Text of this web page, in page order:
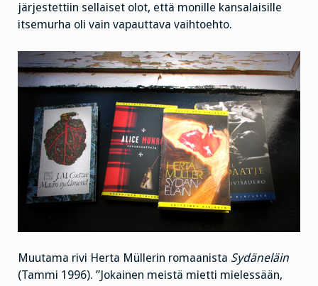
järjestettiin sellaiset olot, että monille kansalaisille
itsemurha oli vain vapauttava vaihtoehto.
Muutama rivi Herta Müllerin romaanista Sydäneläin
(Tammi 1996). ”Jokainen meistä mietti mielessään,